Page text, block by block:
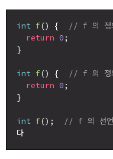
int f () {
// f 의 정
return 0 ;
}
int f () {
// f 의 정
return 0 ;
}
int f ();
// f 의 선언